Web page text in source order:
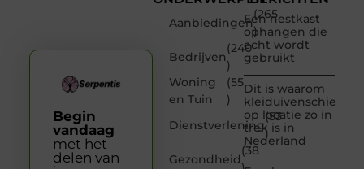
Aanbiedingen
(265
)
Bedrijven
(240
)
Woning
en Tuin
(55
)
Dienstverlening
(53
)
Gezondheid
(38
Een nestkast
ophangen die
echt wordt
gebruikt
Dit is waarom
kleiduivenschieten
op locatie zo in
trek is in
Nederland
Begin
vandaag
met het
delen van